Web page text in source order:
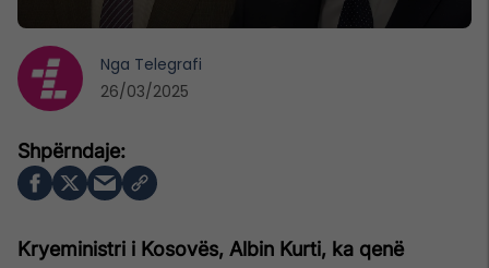
Kryeministri i Kosovës, Albin Kurti, ka qenë
Nga Telegrafi
26/03/2025